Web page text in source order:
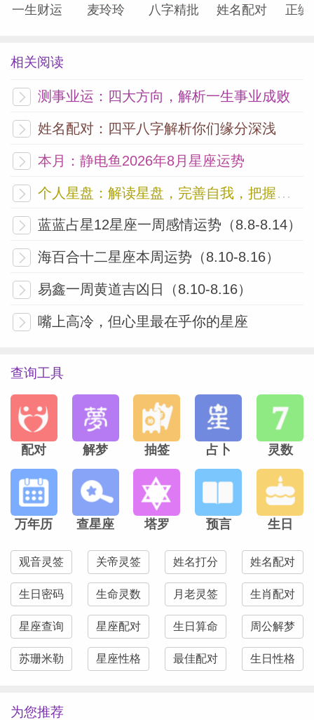
一生财运 麦玲玲 八字精批 姓名配对 正缘
相关阅读
测事业运：四大方向，解析一生事业成败
姓名配对：四平八字解析你们缘分深浅
本月：静电鱼2026年8月星座运势
个人星盘：解读星盘，完善自我，把握未来
蓝蓝占星12星座一周感情运势（8.8-8.14）
海百合十二星座本周运势（8.10-8.16）
易鑫一周黄道吉凶日（8.10-8.16）
嘴上高冷，但心里最在乎你的星座
查询工具
配对 解梦 抽签 占卜 灵数
万年历 查星座 塔罗 预言 生日
观音灵签 关帝灵签 姓名打分 姓名配对
生日密码 生命灵数 月老灵签 生肖配对
星座查询 星座配对 生日算命 周公解梦
苏珊米勒 星座性格 最佳配对 生日性格
为您推荐